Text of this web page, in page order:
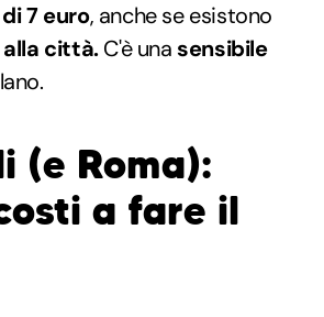
7 euro, anche se esistono
alla città.C'è una sensibile
(e Roma):
a fare il